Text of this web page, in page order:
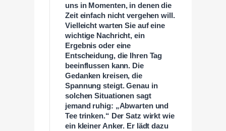
uns in Momenten, in denen die
Zeit einfach nicht vergehen will.
Vielleicht warten Sie auf eine
wichtige Nachricht, ein
Ergebnis oder eine
Entscheidung, die Ihren Tag
beeinflussen kann. Die
Gedanken kreisen, die
Spannung steigt. Genau in
solchen Situationen sagt
jemand ruhig: „Abwarten und
Tee trinken.“ Der Satz wirkt wie
ein kleiner Anker. Er lädt dazu